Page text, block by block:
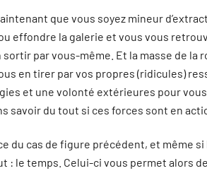
que vous soyez mineur
effondre la galerie et vous vous
sortir par vous-même. Et la masse de
en tirer par vos propres (ridicules)
et une volonté extérieures pour
savoir du tout si ces forces sont en
du cas de figure précédent, et même
: le temps. Celui-ci vous permet alors